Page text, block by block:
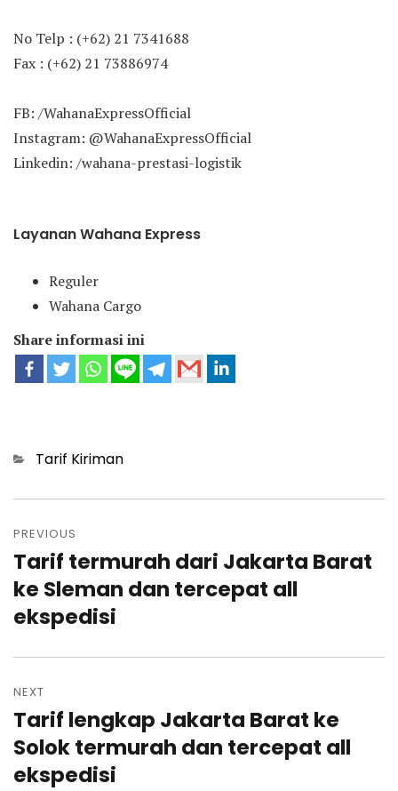
No Telp : (+62) 21 7341688
Fax : (+62) 21 73886974
FB: /WahanaExpressOfficial
Instagram: @WahanaExpressOfficial
Linkedin: /wahana-prestasi-logistik
Layanan Wahana Express
Reguler
Wahana Cargo
Share informasi ini
Categories
Tarif Kiriman
navigation
PREVIOUS
Previous
post:
Tarif termurah dari Jakarta Barat
ke Sleman dan tercepat all
ekspedisi
NEXT
Next
post:
Tarif lengkap Jakarta Barat ke
Solok termurah dan tercepat all
ekspedisi